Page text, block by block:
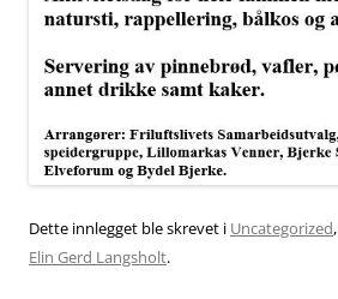
Dette innlegget ble skrevet i Uncategorized,
Elin Gerd Langsholt.